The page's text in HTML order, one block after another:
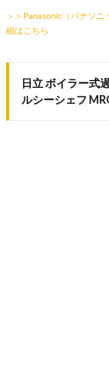
＞＞Panasonic（パナソ
細はこちら
日立 ボイラー式
ルシーシェフ